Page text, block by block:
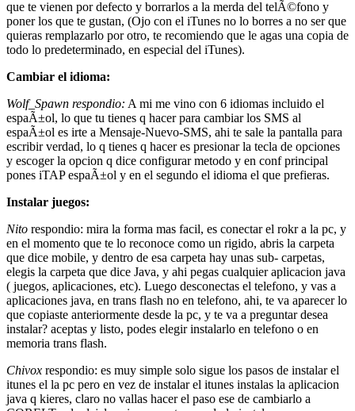
que te vienen por defecto y borrarlos a la merda del telÃ©fono y
poner los que te gustan, (Ojo con el iTunes no lo borres a no ser que
quieras remplazarlo por otro, te recomiendo que le agas una copia de
todo lo predeterminado, en especial del iTunes).
Cambiar el idioma:
Wolf_Spawn respondio: A mi me vino con 6 idiomas incluido el
espaÃ±ol, lo que tu tienes q hacer para cambiar los SMS al
espaÃ±ol es irte a Mensaje-Nuevo-SMS, ahi te sale la pantalla para
escribir verdad, lo q tienes q hacer es presionar la tecla de opciones
y escoger la opcion q dice configurar metodo y en conf principal
pones iTAP espaÃ±ol y en el segundo el idioma el que prefieras.
Instalar juegos:
Nito respondio: mira la forma mas facil, es conectar el rokr a la pc, y
en el momento que te lo reconoce como un rigido, abris la carpeta
que dice mobile, y dentro de esa carpeta hay unas sub- carpetas,
elegis la carpeta que dice Java, y ahi pegas cualquier aplicacion java
( juegos, aplicaciones, etc). Luego desconectas el telefono, y vas a
aplicaciones java, en trans flash no en telefono, ahi, te va aparecer lo
que copiaste anteriormente desde la pc, y te va a preguntar desea
instalar? aceptas y listo, podes elegir instalarlo en telefono o en
memoria trans flash.
Chivox respondio: es muy simple solo sigue los pasos de instalar el
itunes el la pc pero en vez de instalar el itunes instalas la aplicacion
java q kieres, claro no vallas hacer el paso ese de cambiarlo a